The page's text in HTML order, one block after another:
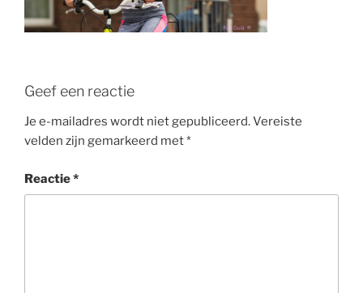
Geef een reactie
Je e-mailadres wordt niet gepubliceerd.Vereiste
velden zijn gemarkeerd met*
Reactie*